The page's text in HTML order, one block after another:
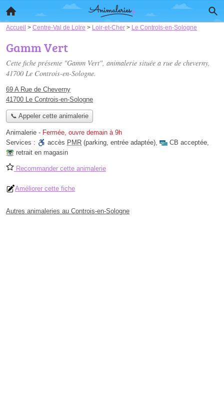
Accueil > Centre-Val de Loire > Loir-et-Cher > Le Controis-en-Sologne
Gamm Vert
Cette fiche présente "Gamm Vert", animalerie située a rue de cheverny,
41700 Le Controis-en-Sologne.
69 A Rue de Cheverny
41700 Le Controis-en-Sologne
📞 Appeler cette animalerie
Animalerie - Fermée, ouvre demain à 9h
Services :
accès PMR (parking, entrée adaptée), CB acceptée,
retrait en magasin
Recommander cette animalerie
Améliorer cette fiche
Autres animaleries au Controis-en-Sologne